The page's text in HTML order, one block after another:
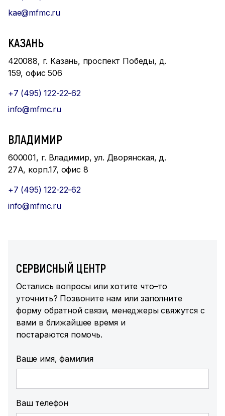
kae@mfmc.ru
КАЗАНЬ
420088, г. Казань, проспект Победы, д.
159, офис 506
+7 (495) 122-22-62
info@mfmc.ru
ВЛАДИМИР
600001, г. Владимир, ул. Дворянская, д.
27А, корп.17, офис 8
+7 (495) 122-22-62
info@mfmc.ru
СЕРВИСНЫЙ ЦЕНТР
Остались вопросы или хотите что–то
уточнить? Позвоните нам или заполните
форму обратной связи, менеджеры свяжутся с
вами в ближайшее время и
постараются помочь.
Ваше имя, фамилия
Ваш телефон